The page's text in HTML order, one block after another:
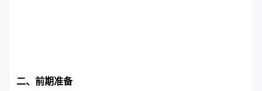
二、前期准备